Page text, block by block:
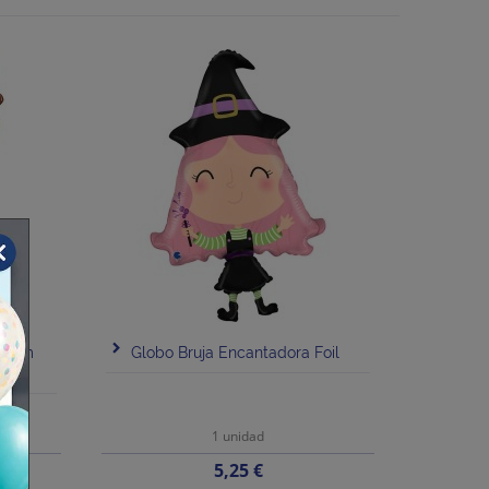
Globo Bruja Encantadora Foil
1 unidad
Precio
5,25 €